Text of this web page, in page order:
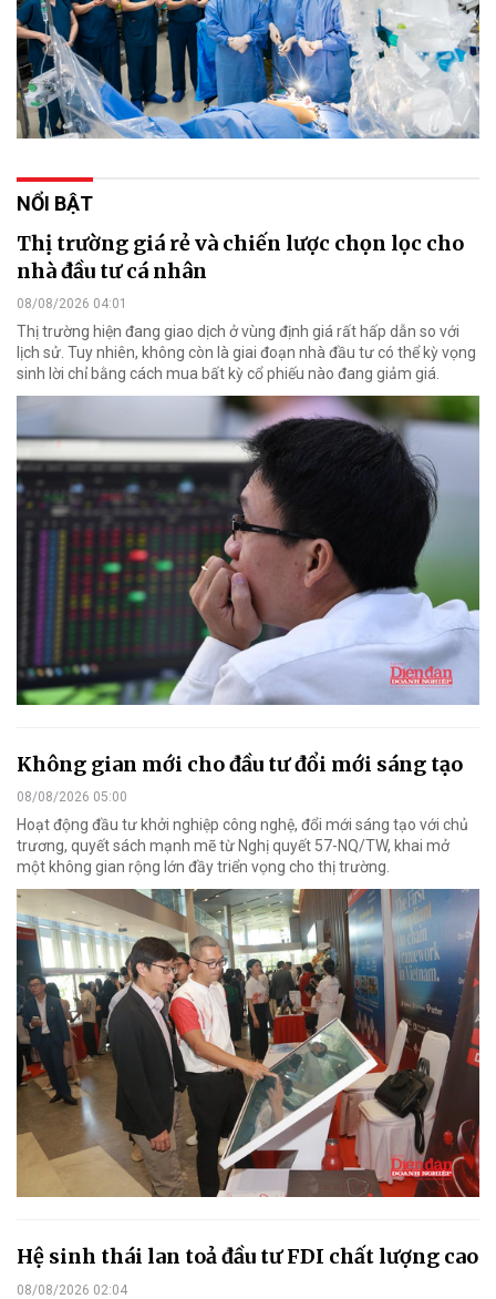
NỔI BẬT
Thị trường giá rẻ và chiến lược chọn lọc cho
nhà đầu tư cá nhân
08/08/2026 04:01
Thị trường hiện đang giao dịch ở vùng định giá rất hấp dẫn so với
lịch sử. Tuy nhiên, không còn là giai đoạn nhà đầu tư có thể kỳ vọng
sinh lời chỉ bằng cách mua bất kỳ cổ phiếu nào đang giảm giá.
Không gian mới cho đầu tư đổi mới sáng tạo
08/08/2026 05:00
Hoạt động đầu tư khởi nghiệp công nghệ, đổi mới sáng tạo với chủ
trương, quyết sách mạnh mẽ từ Nghị quyết 57-NQ/TW, khai mở
một không gian rộng lớn đầy triển vọng cho thị trường.
Hệ sinh thái lan toả đầu tư FDI chất lượng cao
08/08/2026 02:04